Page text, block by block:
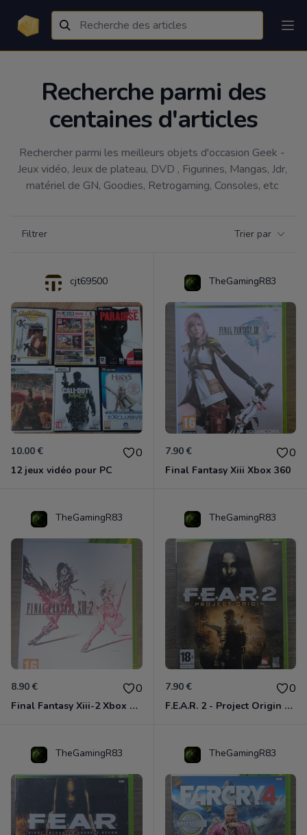
Recherche parmi des
centaines d'articles
Rechercher parmi les meilleurs objets d'occasion Geek -
Jeux vidéo, Jeux de plateau, DVD , Figurines, Mangas, Jdr,
matériel de GN, Goodies, Retrogaming, Consoles, etc
Filtrer Trier par
cjt69500
10.00 € 0
12 jeux vidéo pour PC
TheGamingR83
7.90 € 0
Final Fantasy Xiii Xbox 360
TheGamingR83
8.90 € 0
Final Fantasy Xiii-2 Xbox 360
TheGamingR83
7.90 € 0
F.E.A.R. 2 - Project Origin Xbox 360
TheGamingR83 TheGamingR83